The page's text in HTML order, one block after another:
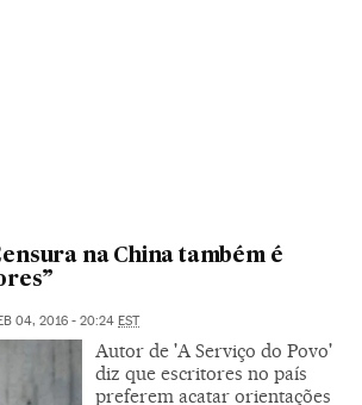
na China também é
04, 2016 - 20:24 EST
Autor de 'A Serviço do Povo'
diz que escritores no país
preferem acatar orientações